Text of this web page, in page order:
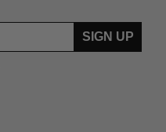
SIGN UP